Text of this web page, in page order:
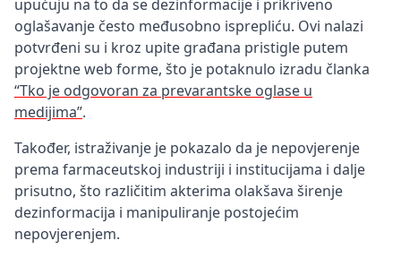
upućuju na to da se dezinformacije i prikriveno
oglašavanje često međusobno isprepliću. Ovi nalazi
potvrđeni su i kroz upite građana pristigle putem
projektne web forme, što je potaknulo izradu članka
“Tko je odgovoran za prevarantske oglase u
medijima”.
Također, istraživanje je pokazalo da je nepovjerenje
prema farmaceutskoj industriji i institucijama i dalje
prisutno, što različitim akterima olakšava širenje
dezinformacija i manipuliranje postojećim
nepovjerenjem.